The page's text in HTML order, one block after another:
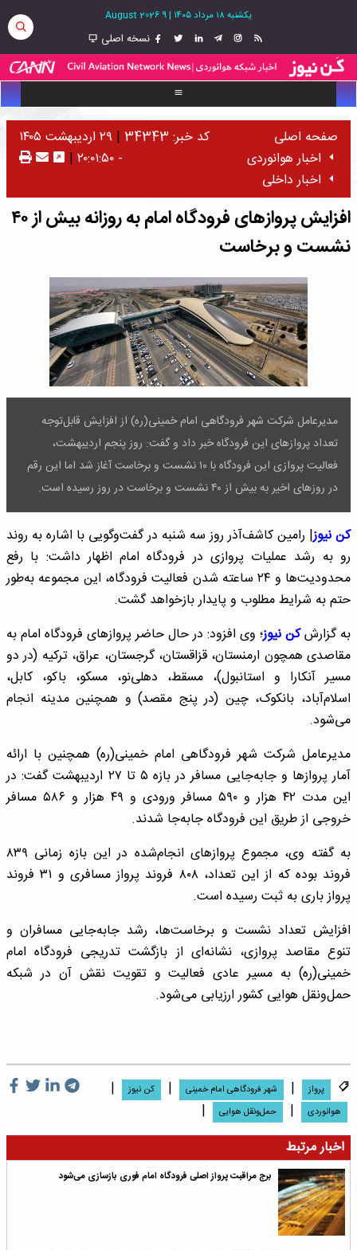
یکشنبه ۱۸ مرداد ۱۴۰۵ |
9 August 2026
نسخه اصلی
صفحه اصلی
اخبار هوانوردی
اخبار داخلی
کد خبر: 34343 |
۲۹ اردیبهشت ۱۴۰۵
- ۲۰:۰۱:۵۰
|
افزایش پروازهای فرودگاه امام به روزانه بیش از ۴۰
نشست و برخاست
مدیرعامل شرکت شهر فرودگاهی امام خمینی(ره) از افزایش قابل‌توجه
تعداد پروازهای این فرودگاه خبر داد و گفت: روز پنجم اردیبهشت،
فعالیت پروازی این فرودگاه با ۱۰ نشست و برخاست آغاز شد اما این رقم
در روزهای اخیر به بیش از ۴۰ نشست و برخاست در روز رسیده است.
کن نیوز| رامین کاشف‌آذر روز سه شنبه در گفت‌وگویی با اشاره به روند
رو به رشد عملیات پروازی در فرودگاه امام اظهار داشت: با رفع
محدودیت‌ها و ۲۴ ساعته شدن فعالیت فرودگاه، این مجموعه به‌طور
حتم به شرایط مطلوب و پایدار بازخواهد گشت.
به گزارشکن نیوز؛ وی افزود: در حال حاضر پروازهای فرودگاه امام به
مقاصدی همچون ارمنستان، قزاقستان، گرجستان، عراق، ترکیه (در دو
مسیر آنکارا و استانبول)، مسقط، دهلی‌نو، مسکو، باکو، کابل،
اسلام‌آباد، بانکوک، چین (در پنج مقصد) و همچنین مدینه انجام
می‌شود.
مدیرعامل شرکت شهر فرودگاهی امام خمینی(ره) همچنین با ارائه
آمار پروازها و جابه‌جایی مسافر در بازه ۵ تا ۲۷ اردیبهشت گفت: در
این مدت ۴۲ هزار و ۵۹۰ مسافر ورودی و ۴۹ هزار و ۵۸۶ مسافر
خروجی از طریق این فرودگاه جابه‌جا شدند.
به گفته وی، مجموع پروازهای انجام‌شده در این بازه زمانی ۸۳۹
فروند بوده که از این تعداد، ۸۰۸ فروند پرواز مسافری و ۳۱ فروند
پرواز باری به ثبت رسیده است.
افزایش تعداد نشست و برخاست‌ها، رشد جابه‌جایی مسافران و
تنوع مقاصد پروازی، نشانه‌ای از بازگشت تدریجی فرودگاه امام
خمینی(ره) به مسیر عادی فعالیت و تقویت نقش آن در شبکه
حمل‌ونقل هوایی کشور ارزیابی می‌شود.
پرواز | شهر فرودگاهی امام خمینی | کن نیوز |
هوانوردى | حمل‌ونقل هوایی
|
اخبار مرتبط
برج مراقبت پرواز اصلی فرودگاه امام فوری بازسازی می‌شود